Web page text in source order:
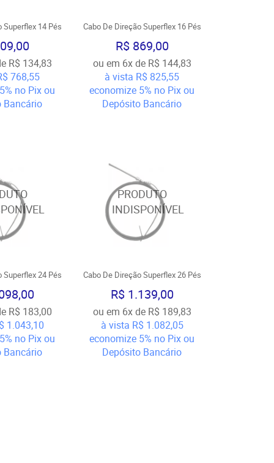
Superflex 14 Pés
R$ 134,83
768,55
5% no Pix ou
Bancário
Cabo De Direção Superflex 16 Pés
R$ 869,00
ou em 6xde R$ 144,83
à vista R$ 825,55
economize 5% no Pix ou
Depósito Bancário
Superflex 24 Pés
R$ 183,00
1.043,10
5% no Pix ou
Bancário
Cabo De Direção Superflex 26 Pés
R$ 1.139,00
ou em 6xde R$ 189,83
à vista R$ 1.082,05
economize 5% no Pix ou
Depósito Bancário